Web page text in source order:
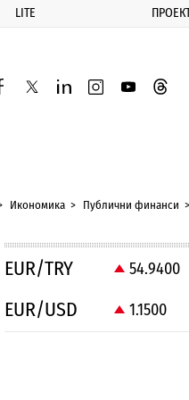
LITE
twitterlinkedininstagram
youtube
Икономика Публични финанси
EUR/TRY 54.9400
EUR/USD 1.1500